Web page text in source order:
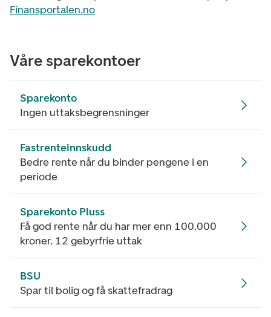
Finansportalen.no
Våre sparekontoer
Sparekonto
Ingen uttaksbegrensninger
Fastrenteinnskudd
Bedre rente når du binder pengene i en
periode
Sparekonto Pluss
Få god rente når du har mer enn 100.000
kroner. 12 gebyrfrie uttak
BSU
Spar til bolig og få skattefradrag